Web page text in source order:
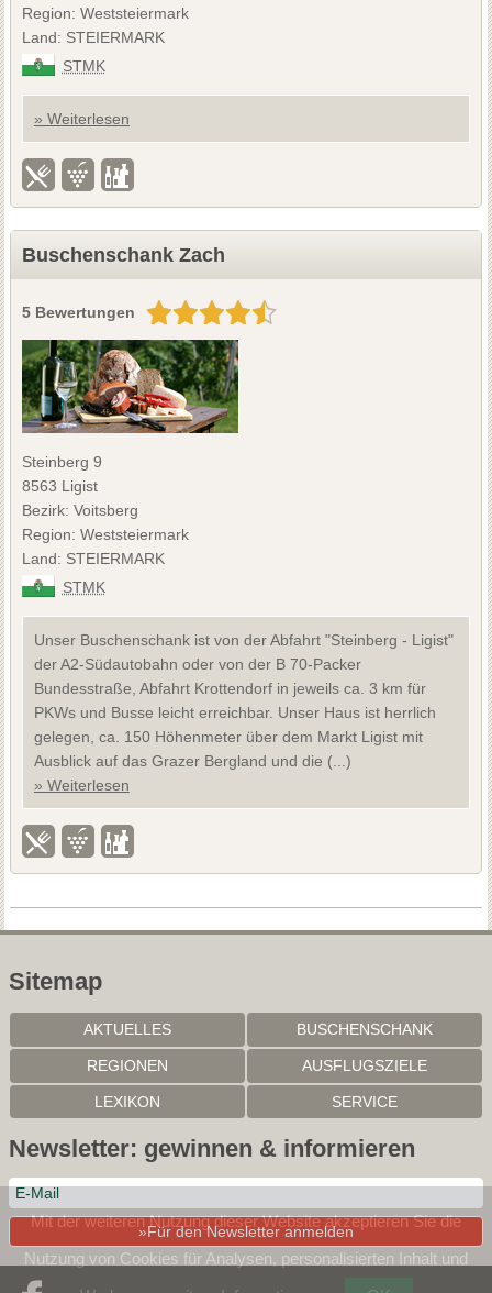
Region: Weststeiermark
Land: STEIERMARK
STMK
» Weiterlesen
Buschenschank Zach
5 Bewertungen
Steinberg 9
8563 Ligist
Bezirk: Voitsberg
Region: Weststeiermark
Land: STEIERMARK
STMK
Unser Buschenschank ist von der Abfahrt "Steinberg - Ligist"
der A2-Südautobahn oder von der B 70-Packer
Bundesstraße, Abfahrt Krottendorf in jeweils ca. 3 km für
PKWs und Busse leicht erreichbar. Unser Haus ist herrlich
gelegen, ca. 150 Höhenmeter über dem Markt Ligist mit
Ausblick auf das Grazer Bergland und die (...)
» Weiterlesen
Sitemap
AKTUELLES BUSCHENSCHANK
REGIONEN AUSFLUGSZIELE
LEXIKON SERVICE
Newsletter: gewinnen & informieren
»Für den Newsletter anmelden
Mit der weiteren Nutzung dieser Website akzeptieren Sie die
Nutzung von Cookies für Analysen, personalisierten Inhalt und